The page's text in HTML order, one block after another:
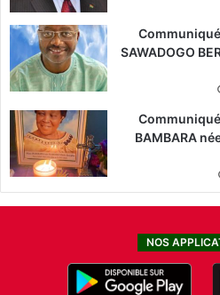
SAWADOGO
BAMBARA
NOS